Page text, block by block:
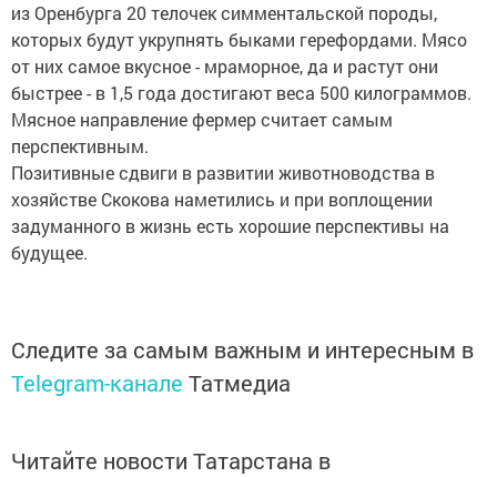
из Оренбурга 20 телочек симментальской породы,
которых будут укрупнять быками герефордами. Мясо
от них самое вкусное - мраморное, да и растут они
быстрее - в 1,5 года достигают веса 500 килограммов.
Мясное направление фермер считает самым
перспективным.
Позитивные сдвиги в развитии животноводства в
хозяйстве Скокова наметились и при воплощении
задуманного в жизнь есть хорошие перспективы на
будущее.
Следите за самым важным и интересным в
Telegram-канале Татмедиа
Читайте новости Татарстана в